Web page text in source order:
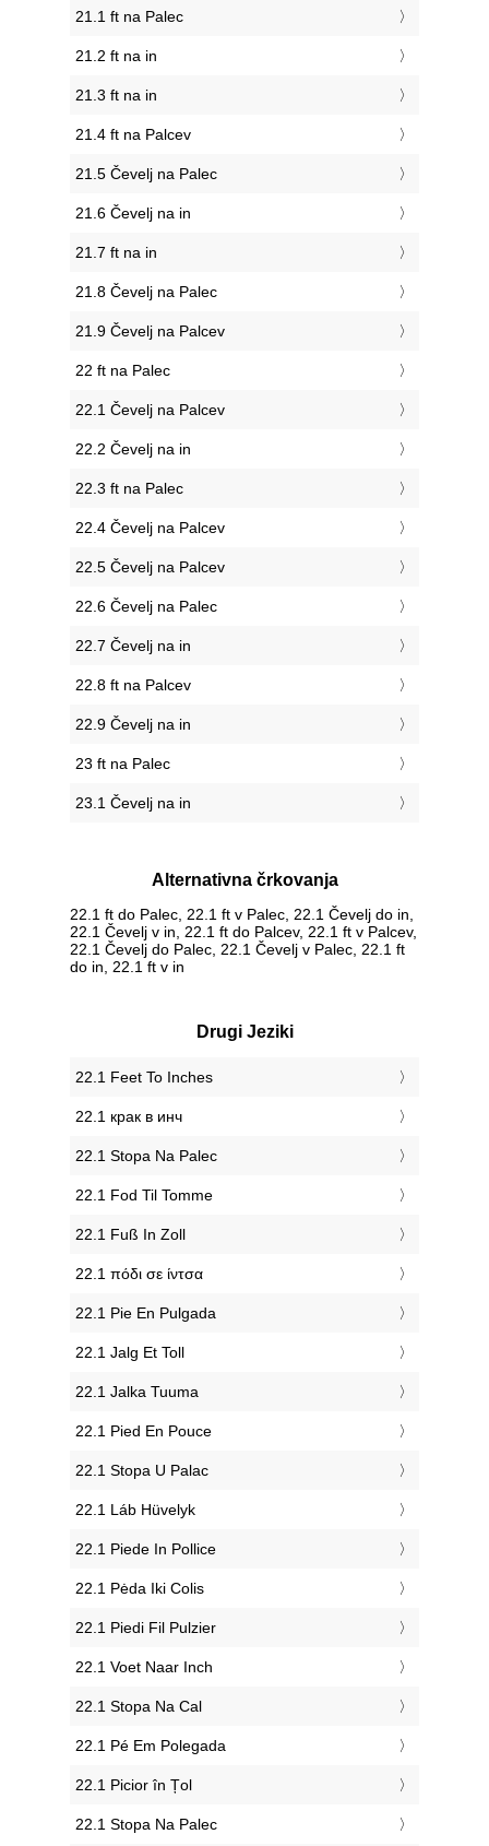
21.1 ft na Palec
21.2 ft na in
21.3 ft na in
21.4 ft na Palcev
21.5 Čevelj na Palec
21.6 Čevelj na in
21.7 ft na in
21.8 Čevelj na Palec
21.9 Čevelj na Palcev
22 ft na Palec
22.1 Čevelj na Palcev
22.2 Čevelj na in
22.3 ft na Palec
22.4 Čevelj na Palcev
22.5 Čevelj na Palcev
22.6 Čevelj na Palec
22.7 Čevelj na in
22.8 ft na Palcev
22.9 Čevelj na in
23 ft na Palec
23.1 Čevelj na in
Alternativna črkovanja
22.1 ft do Palec, 22.1 ft v Palec, 22.1 Čevelj do in,
22.1 Čevelj v in, 22.1 ft do Palcev, 22.1 ft v Palcev,
22.1 Čevelj do Palec, 22.1 Čevelj v Palec, 22.1 ft
do in, 22.1 ft v in
Drugi Jeziki
‎22.1 Feet To Inches
‎22.1 крак в инч
‎22.1 Stopa Na Palec
‎22.1 Fod Til Tomme
‎22.1 Fuß In Zoll
‎22.1 πόδι σε ίντσα
‎22.1 Pie En Pulgada
‎22.1 Jalg Et Toll
‎22.1 Jalka Tuuma
‎22.1 Pied En Pouce
‎22.1 Stopa U Palac
‎22.1 Láb Hüvelyk
‎22.1 Piede In Pollice
‎22.1 Pėda Iki Colis
‎22.1 Piedi Fil Pulzier
‎22.1 Voet Naar Inch
‎22.1 Stopa Na Cal
‎22.1 Pé Em Polegada
‎22.1 Picior în Țol
‎22.1 Stopa Na Palec